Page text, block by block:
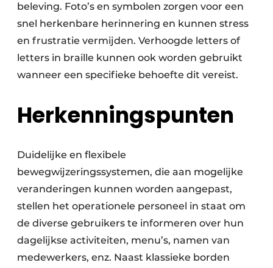
beleving. Foto’s en symbolen zorgen voor een
snel herkenbare herinnering en kunnen stress
en frustratie vermijden. Verhoogde letters of
letters in braille kunnen ook worden gebruikt
wanneer een specifieke behoefte dit vereist.
Herkenningspunten
Duidelijke en flexibele
bewegwijzeringssystemen, die aan mogelijke
veranderingen kunnen worden aangepast,
stellen het operationele personeel in staat om
de diverse gebruikers te informeren over hun
dagelijkse activiteiten, menu’s, namen van
medewerkers, enz. Naast klassieke borden